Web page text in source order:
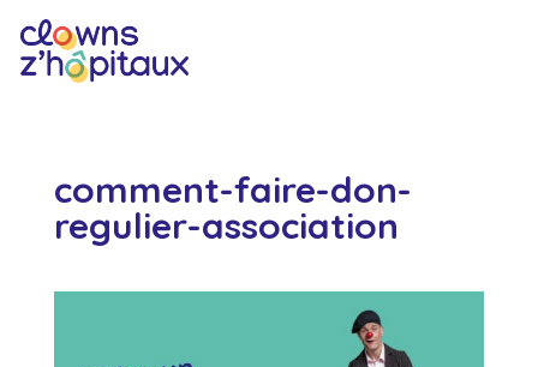
comment-faire-don-
regulier-association